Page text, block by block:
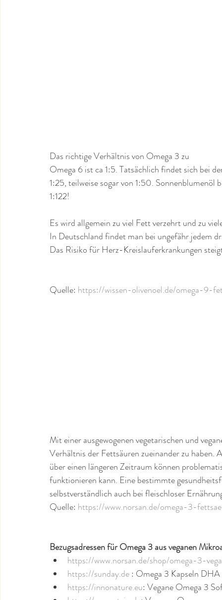
Das richtige Verhältnis von Omega 3 zu
Omega 6 ist ca 1:5. Tatsächlich findet sich bei
1:25, teilweise sogar von 1:50.
1:122!
Es wird allgemein zu viel Fett verzehrt und zu
In Deutschland findet man bei ungefähr jedem
Das Risiko für Herz-Kreislauferkrankungen
Quelle: https://wissen-olivenoel.de/omega-9-
Mit einer ausgewogenen vegetarischen und
Verhältnis der Fettsäuren zueinander zu
über einen längeren Zeitraum können
funktionieren kann. Eine bestimmte
selbstverständlich auch bei fleischloser
Quelle: https://www.norsan.de/omega-3-
Bezugsadressen für Omega 3 aus veganen
https://www.norsan.de/shop/omega-3-
https://sunday.de : Omega 3 Kapseln
https://innonature.eu: Vegane Omega 3